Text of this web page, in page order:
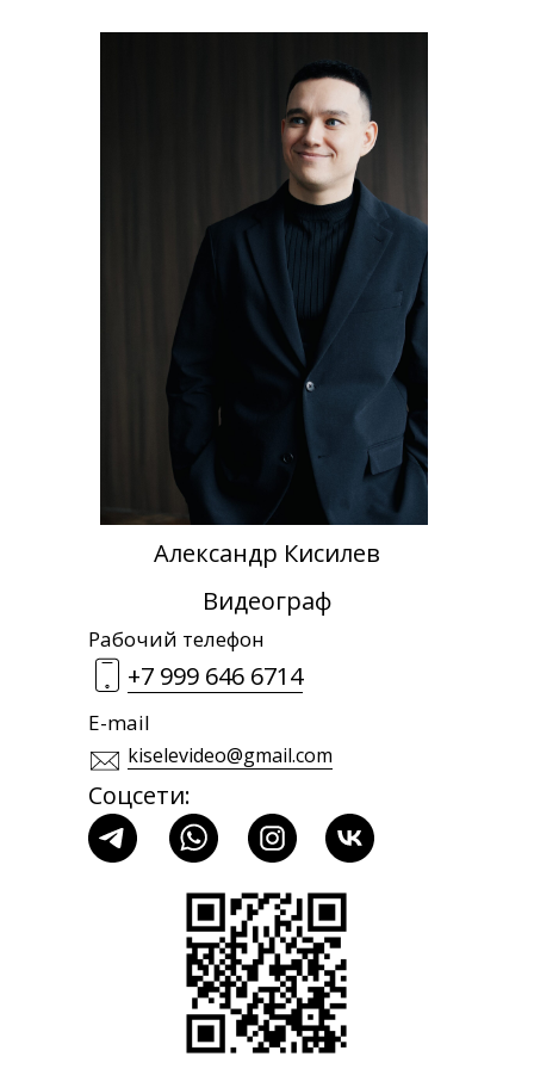
Александр Кисилев
Видеограф
Рабочий телефон
E-mail
kiselevideo@gmail.com
+7 999 646 6714
Соцсети: